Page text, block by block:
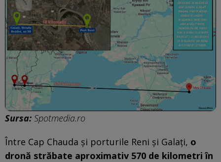
Sursa: Spotmedia.ro
Între Cap Chauda și porturile Reni și Galați, o
dronă străbate aproximativ 570 de kilometri în